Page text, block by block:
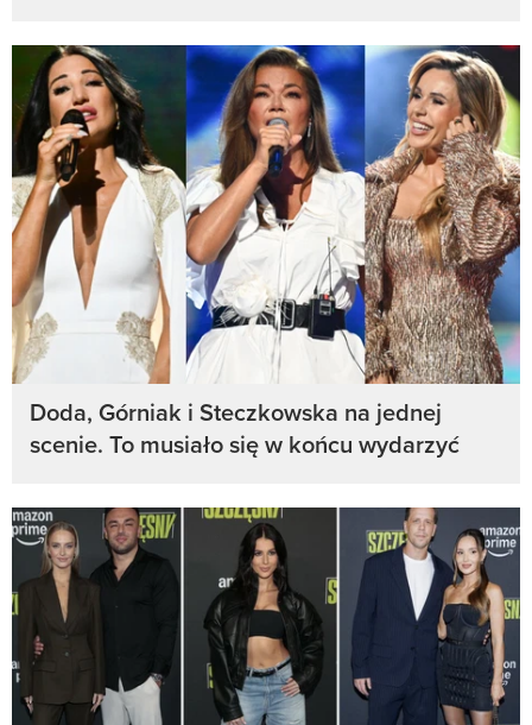
Doda, Górniak i Steczkowska na jednej
scenie. To musiało się w końcu wydarzyć